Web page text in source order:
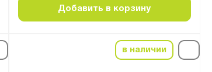
Добавить в корзину
в наличии